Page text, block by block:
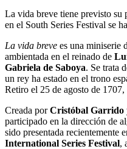
La vida breve tiene previsto su
en el South Series Festival se
La vida breve es una miniserie
ambientada en el reinado de
Gabriela de Saboya. Se trata
un rey ha estado en el trono
Retiro el 25 de agosto de
Creada porCristóbal Garrido
participado en la dirección de
sido presentada recientemente
International Series Festival,